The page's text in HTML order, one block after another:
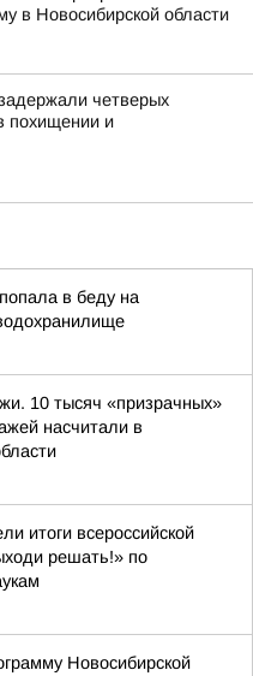
в Новосибирской области
четверых
похищении и
в беду на
10 тысяч «призрачных»
насчитали в
итоги всероссийской
решать!» по
Новосибирской